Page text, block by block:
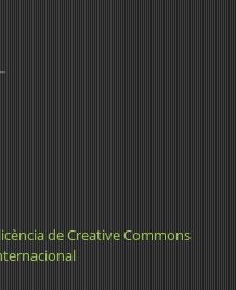
de Creative Commons